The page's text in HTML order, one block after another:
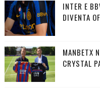
INTER E
DIVENTA
MANBETX
CRYSTAL